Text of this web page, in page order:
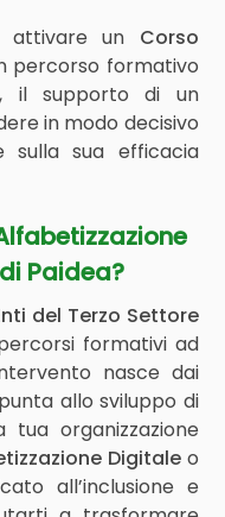
attivare un Corso
percorso formativo
il supporto di un
in modo decisivo
sua efficacia
Paidea?
del Terzo Settore
formativi ad
nasce dai
allo sviluppo di
organizzazione
Digitaleo
all’inclusione e